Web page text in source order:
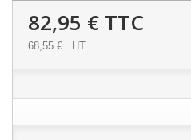
82,95 € TTC
68,55 € HT